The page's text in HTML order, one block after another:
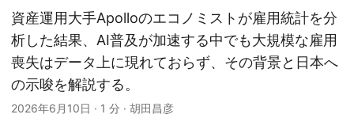
資産運用大手Apolloのエコノミストが雇用統計を分
析した結果、AI普及が加速する中でも大規模な雇用
喪失はデータ上に現れておらず、その背景と日本へ
の示唆を解説する。
2026年6月10日 · 1 分 · 胡田昌彦